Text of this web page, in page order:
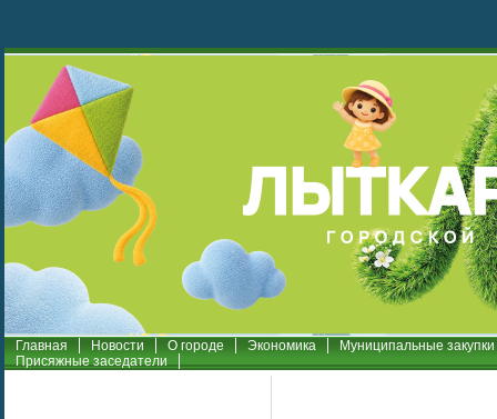
Главная Новости О городе Экономика
Муниципальные закупки
Присяжные заседатели